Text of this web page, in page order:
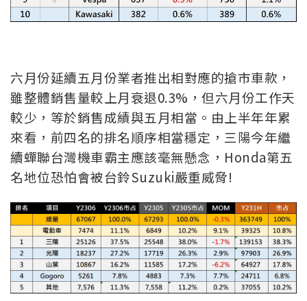
六月份延續五月份業者推出相對應的搶市車款，
雖整體銷售量較上月衰退0.3%，但六月份工作天
較少，等於銷售成績與五月相當。由上半年年累
來看，前四名的排名順序相當穩定，三陽今年繼
續蟬聯台灣機車霸主應該毫無懸念，Honda第五
名地位恐怕會被台鈴Suzuki嚴重威脅!